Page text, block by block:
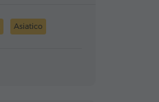
Asiatico